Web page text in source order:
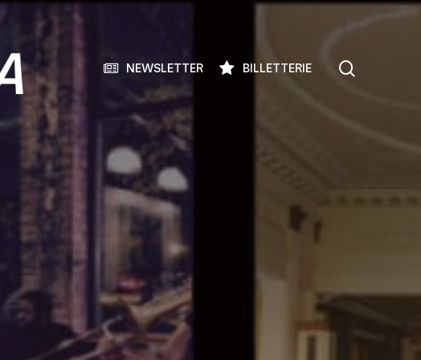
NEWSLETTER BILLETTERIE